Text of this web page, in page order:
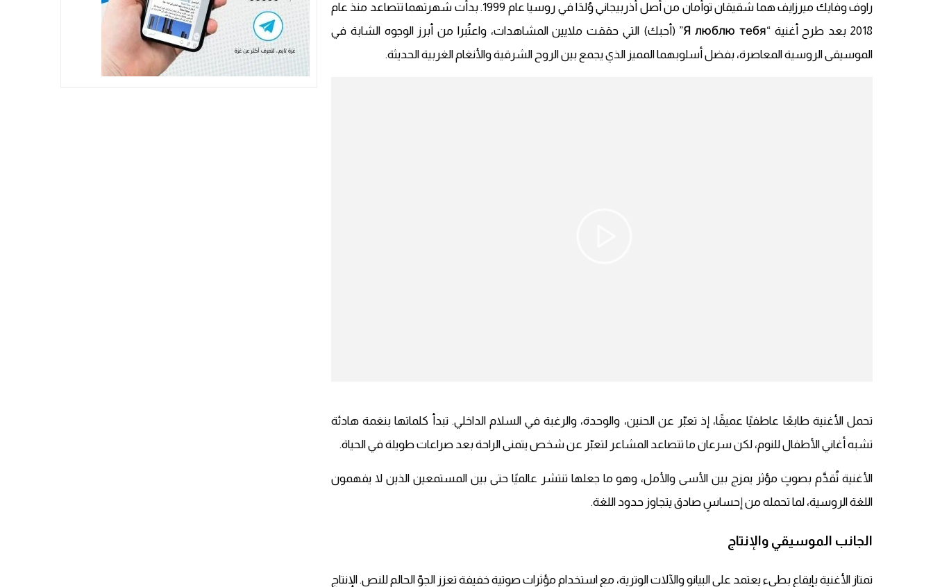
راوف وفايك ميرزايف هما شقيقان توأمان من أصل أذربيجاني وُلدَا في روسيا عام 1999. بدأت شهرتهما تتصاعد منذ عام
2018 بعد طرح أغنية “Я люблю тебя” (أحبك) التي حققت ملايين المشاهدات، واعتُبرا من أبرز الوجوه الشابة في
الموسيقى الروسية المعاصرة، بفضل أسلوبهما المميز الذي يجمع بين الروح الشرقية والأنغام الغربية الحديثة.
تحمل الأغنية طابعًا عاطفيًا عميقًا، إذ تعبّر عن الحنين، والوحدة، والرغبة في السلام الداخلي. تبدأ كلماتها بنغمة هادئة
تشبه أغاني الأطفال للنوم، لكن سرعان ما تتصاعد المشاعر لتعبّر عن شخص يتمنى الراحة بعد صراعات طويلة في الحياة.
الأغنية تُقدَّم بصوتٍ مؤثر يمزج بين الأسى والأمل، وهو ما جعلها تنتشر عالميًا حتى بين المستمعين الذين لا يفهمون
اللغة الروسية، لما تحمله من إحساسٍ صادق يتجاوز حدود اللغة.
الجانب الموسيقي والإنتاج
تمتاز الأغنية بإيقاع بطيء يعتمد على البيانو والآلات الوترية، مع استخدام مؤثرات صوتية خفيفة تعزز الجوّ الحالم للنص. الإنتاج